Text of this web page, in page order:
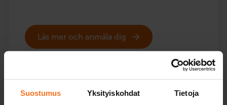
Suostumus Yksityiskohdat Tietoja
Läs mer och anmäla dig